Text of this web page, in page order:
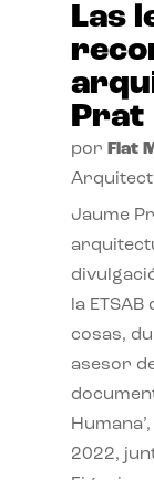
Las
Prat
por Flat
Jaume
la
cosas,
asesor
2022,